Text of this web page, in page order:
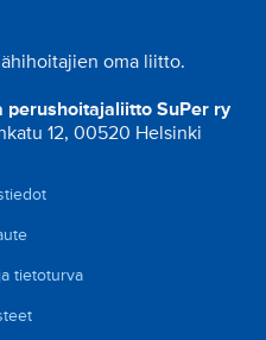
oma liitto.
perushoitajaliitto SuPer ry
12, 00520 Helsinki
tietoturva